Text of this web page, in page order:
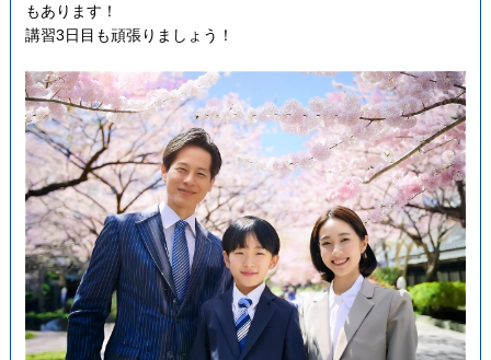
もあります！
講習3日目も頑張りましょう！